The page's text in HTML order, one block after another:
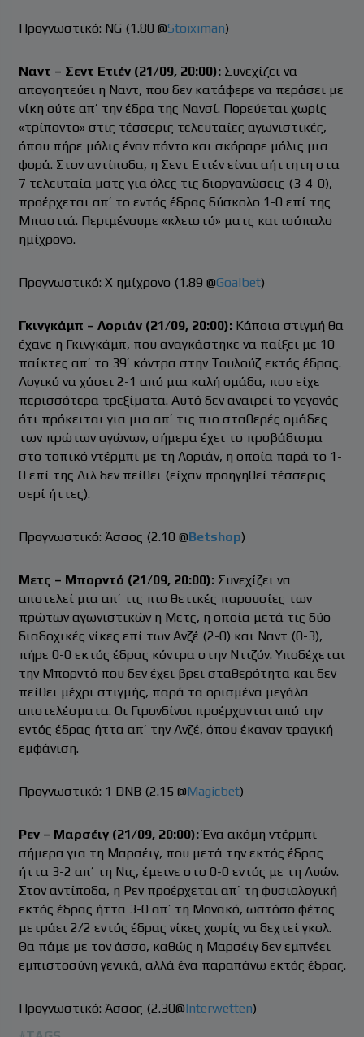
Προγνωστικό: ΝG (1.80 @Stoiximan)
Ναντ – Σεντ Ετιέν (21/09, 20:00):Συνεχίζει να
απογοητεύει η Ναντ, που δεν κατάφερε να περάσει με
νίκη ούτε απ’ την έδρα της Νανσί. Πορεύεται χωρίς
«τρίποντο» στις τέσσερις τελευταίες αγωνιστικές,
όπου πήρε μόλις έναν πόντο και σκόραρε μόλις μια
φορά. Στον αντίποδα, η Σεντ Ετιέν είναι αήττητη στα
7 τελευταία ματς για όλες τις διοργανώσεις (3-4-0),
προέρχεται απ’ το εντός έδρας δύσκολο 1-0 επί της
Μπαστιά. Περιμένουμε «κλειστό» ματς και ισόπαλο
ημίχρονο.
Προγνωστικό: Χ ημίχρονο (1.89 @Goalbet)
Γκινγκάμπ – Λοριάν (21/09, 20:00):Κάποια στιγμή θα
έχανε η Γκινγκάμπ, που αναγκάστηκε να παίξει με 10
παίκτες απ’ το 39’ κόντρα στην Τουλούζ εκτός έδρας.
Λογικό να χάσει 2-1 από μια καλή ομάδα, που είχε
περισσότερα τρεξίματα. Αυτό δεν αναιρεί το γεγονός
ότι πρόκειται για μια απ’ τις πιο σταθερές ομάδες
των πρώτων αγώνων, σήμερα έχει το προβάδισμα
στο τοπικό ντέρμπι με τη Λοριάν, η οποία παρά το 1-
0 επί της Λιλ δεν πείθει (είχαν προηγηθεί τέσσερις
σερί ήττες).
Προγνωστικό: Άσσος (2.10 @Betshop)
Μετς – Μπορντό (21/09, 20:00):Συνεχίζει να
αποτελεί μια απ’ τις πιο θετικές παρουσίες των
πρώτων αγωνιστικών η Μετς, η οποία μετά τις δύο
διαδοχικές νίκες επί των Ανζέ (2-0) και Ναντ (0-3),
πήρε 0-0 εκτός έδρας κόντρα στην Ντιζόν. Υποδέχεται
την Μπορντό που δεν έχει βρει σταθερότητα και δεν
πείθει μέχρι στιγμής, παρά τα ορισμένα μεγάλα
αποτελέσματα. Οι Γιρονδίνοι προέρχονται από την
εντός έδρας ήττα απ’ την Ανζέ, όπου έκαναν τραγική
εμφάνιση.
Προγνωστικό: 1 DNB (2.15 @Magicbet)
Ρεν – Μαρσέιγ (21/09, 20:00):Ένα ακόμη ντέρμπι
σήμερα για τη Μαρσέιγ, που μετά την εκτός έδρας
ήττα 3-2 απ’ τη Νις, έμεινε στο 0-0 εντός με τη Λυών.
Στον αντίποδα, η Ρεν προέρχεται απ’ τη φυσιολογική
εκτός έδρας ήττα 3-0 απ’ τη Μονακό, ωστόσο φέτος
μετράει 2/2 εντός έδρας νίκες χωρίς να δεχτεί γκολ.
Θα πάμε με τον άσσο, καθώς η Μαρσέιγ δεν εμπνέει
εμπιστοσύνη γενικά, αλλά ένα παραπάνω εκτός έδρας.
Προγνωστικό: Άσσος (2.30@Interwetten)